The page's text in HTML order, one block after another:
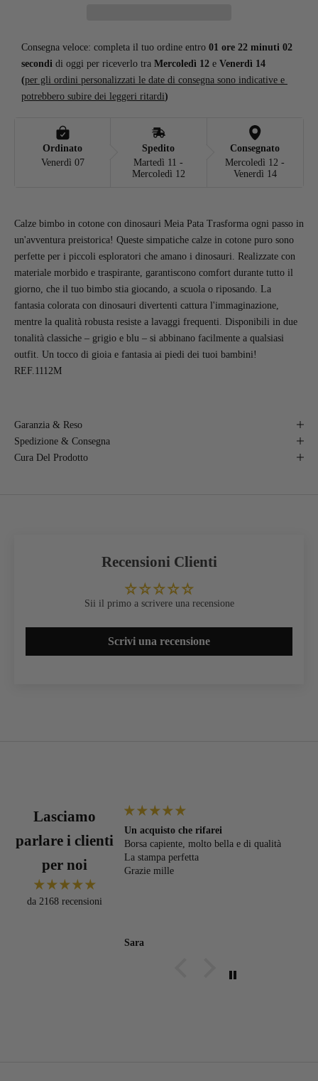
Consegna veloce: completa il tuo ordine entro 01 ore 22 minuti 01
secondi di oggi per riceverlo tra Mercoledì 12 e Venerdì 14
(per gli ordini personalizzati le date di consegna sono indicative e
potrebbero subire dei leggeri ritardi)
Ordinato
Venerdì 07
Spedito
Martedì 11 -
Mercoledì 12
Consegnato
Mercoledì 12 -
Venerdì 14
Calze bimbo in cotone con dinosauri Meia Pata Trasforma ogni passo in
un'avventura preistorica! Queste simpatiche calze in cotone puro sono
perfette per i piccoli esploratori che amano i dinosauri. Realizzate con
materiale morbido e traspirante, garantiscono comfort durante tutto il
giorno, che il tuo bimbo stia giocando, a scuola o riposando. La
fantasia colorata con dinosauri divertenti cattura l'immaginazione,
mentre la qualità robusta resiste a lavaggi frequenti. Disponibili in due
tonalità classiche – grigio e blu – si abbinano facilmente a qualsiasi
outfit. Un tocco di gioia e fantasia ai piedi dei tuoi bambini!
REF.1112M
Garanzia & Reso
Spedizione & Consegna
Cura Del Prodotto
Recensioni Clienti
Sii il primo a scrivere una recensione
Scrivi una recensione
Lasciamo
parlare i clienti
per noi
da 2168 recensioni
Un acquisto che rifarei
Borsa capiente, molto bella e di qualità
La stampa perfetta
Grazie mille
Sara